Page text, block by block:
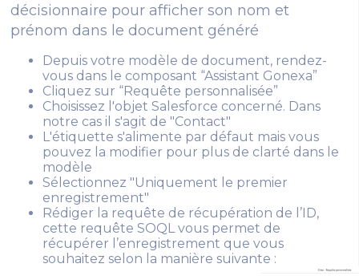
décisionnaire pour afficher son nom et
prénom dans le document généré
Depuis votre modèle de document, rendez-
vous dans le composant “Assistant Gonexa”
Cliquez sur “Requête personnalisée”
Choisissez l'objet Salesforce concerné. Dans
notre cas il s'agit de "Contact"
L'étiquette s'alimente par défaut mais vous
pouvez la modifier pour plus de clarté dans le
modèle
Sélectionnez "Uniquement le premier
enregistrement"
Rédiger la requête de récupération de l’ID,
cette requête SOQL vous permet de
récupérer l’enregistrement que vous
souhaitez selon la manière suivante :